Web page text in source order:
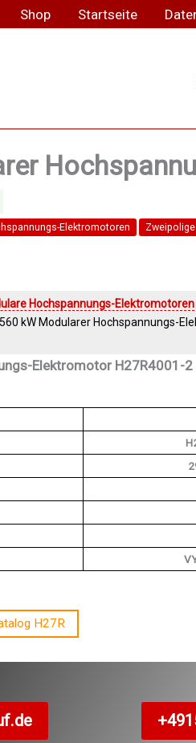
Shop Startseite
Elektromotoren
Hochspannungs-Elektromotoren
kW Modularer Hochspannungs-
Elektromotor H27R4001-
H27R